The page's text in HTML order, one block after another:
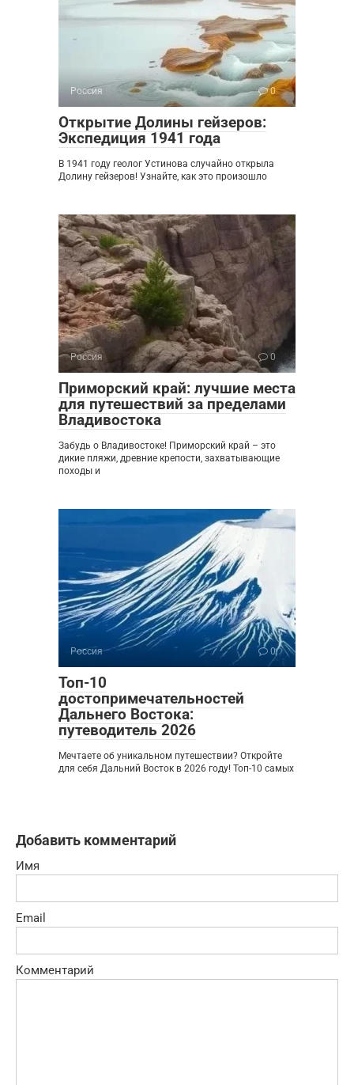
Россия 0
Открытие Долины гейзеров:
Экспедиция 1941 года
В 1941 году геолог Устинова случайно открыла
Долину гейзеров! Узнайте, как это произошло
Россия 0
Приморский край: лучшие места
для путешествий за пределами
Владивостока
Забудь о Владивостоке! Приморский край – это
дикие пляжи, древние крепости, захватывающие
походы и
Россия 0
Топ-10
достопримечательностей
Дальнего Востока:
путеводитель 2026
Мечтаете об уникальном путешествии? Откройте
для себя Дальний Восток в 2026 году! Топ-10 самых
Добавить комментарий
Имя
Email
Комментарий